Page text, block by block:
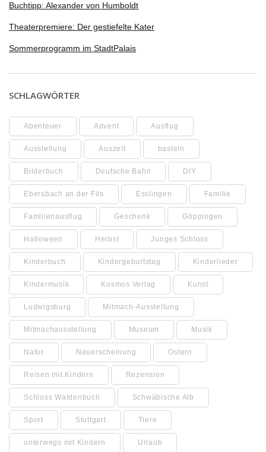
Buchtipp: Alexander von Humboldt
Theaterpremiere: Der gestiefelte Kater
Sommerprogramm im StadtPalais
SCHLAGWÖRTER
Abenteuer Advent Ausflug
Ausstellung Auszeit basteln
Bilderbuch Deutsche Bahn DIY
Ebersbach an der Fils Esslingen Familie
Familienausflug Geschenk Göppingen
Halloween Herbst Junges Schloss
Kinderbuch Kindergeburtstag Kinderlieder
Kindermusik Kosmos Verlag Kunst
Ludwigsburg Mitmach-Ausstellung
Mitmachausstellung Museum Musik
Natur Neuerscheinung Ostern
Reisen mit Kindern Rezension
Schloss Waldenbuch Schwäbische Alb
Sport Stuttgart Tiere
unterwegs mit Kindern Urlaub